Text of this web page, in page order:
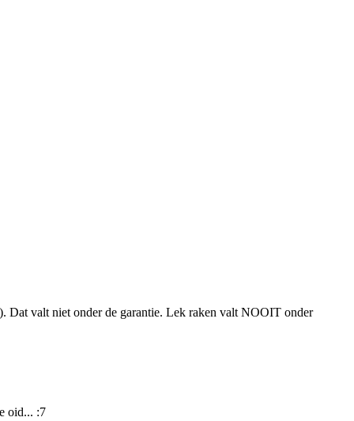
Dat valt niet onder de garantie. Lek raken valt NOOIT onder
oid... :7